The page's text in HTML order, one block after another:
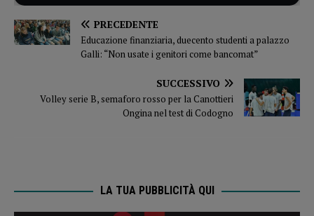
PRECEDENTE
Educazione finanziaria, duecento studenti a palazzo
Galli: “Non usate i genitori come bancomat”
SUCCESSIVO
Volley serie B, semaforo rosso per la Canottieri
Ongina nel test di Codogno
LA TUA PUBBLICITÀ QUI